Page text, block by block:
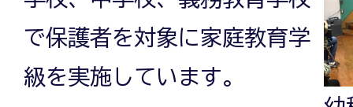
で保護者を対象に家庭教育学
級を実施しています。